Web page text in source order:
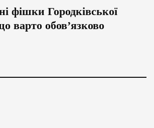
фішки Городківської
варто обов’язково